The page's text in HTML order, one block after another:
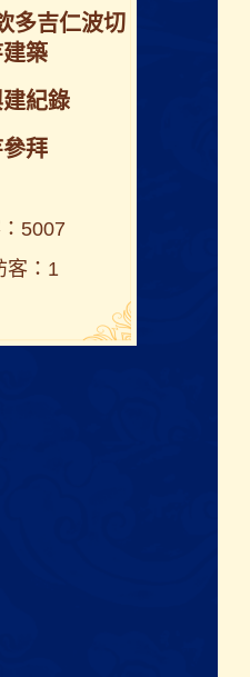
多吉仁波切
築
紀錄
拜
5007
客：1